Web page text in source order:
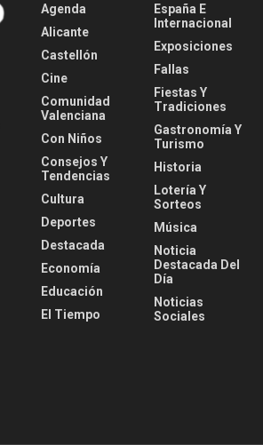
Agenda
Alicante
Castellón
Cine
Comunidad
Valenciana
Con Niños
Consejos Y
Tendencias
Cultura
Deportes
Destacada
Economía
Educación
El Tiempo
España E
Internacional
Exposiciones
Fallas
Fiestas Y
Tradiciones
Gastronomía Y
Turismo
Historia
Lotería Y
Sorteos
Música
Noticia
Destacada Del
Día
Noticias
Sociales